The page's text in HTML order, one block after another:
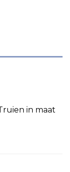
in maat